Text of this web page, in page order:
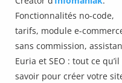
Fonctionnalités no-code,
tarifs, module e-
sans commission,
Euria et SEO : tout ce
savoir pour créer votre